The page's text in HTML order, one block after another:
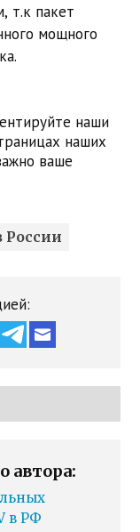
т.к пакет
мощного
наши
наших
ваше
России
автора:
в РФ